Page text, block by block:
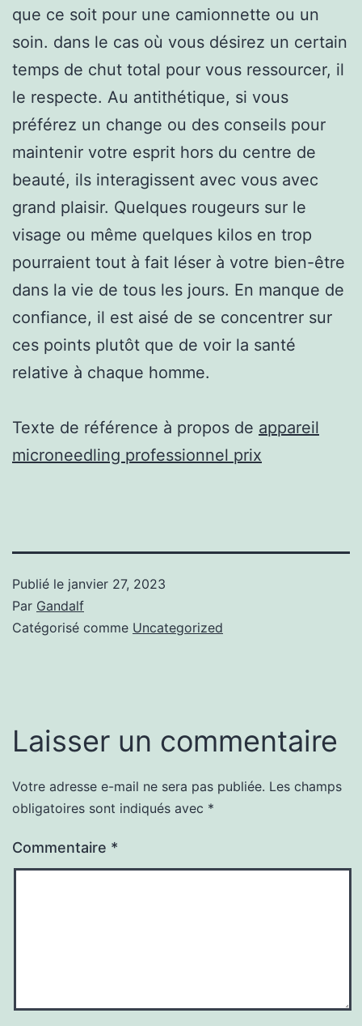
que ce soit pour une camionnette ou un
soin. dans le cas où vous désirez un certain
temps de chut total pour vous ressourcer, il
le respecte. Au antithétique, si vous
préférez un change ou des conseils pour
maintenir votre esprit hors du centre de
beauté, ils interagissent avec vous avec
grand plaisir. Quelques rougeurs sur le
visage ou même quelques kilos en trop
pourraient tout à fait léser à votre bien-être
dans la vie de tous les jours. En manque de
confiance, il est aisé de se concentrer sur
ces points plutôt que de voir la santé
relative à chaque homme.
Texte de référence à propos de appareil
microneedling professionnel prix
Publié le janvier 27, 2023
Par Gandalf
Catégorisé comme Uncategorized
Laisser un commentaire
Votre adresse e-mail ne sera pas publiée. Les champs
obligatoires sont indiqués avec *
Commentaire *